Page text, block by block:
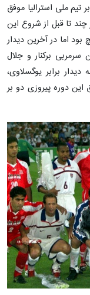
تیم ملی استرالیا موفق
کند. هر چند تا قبل از شروع این
اما در آخرین دیدار
برکنار و جلال
برابر یوگسلاوی،
دوره پیروزی دو بر